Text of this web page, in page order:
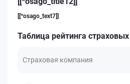
[[*osago_text7]]
Таблица рейтинга
Страховая компания